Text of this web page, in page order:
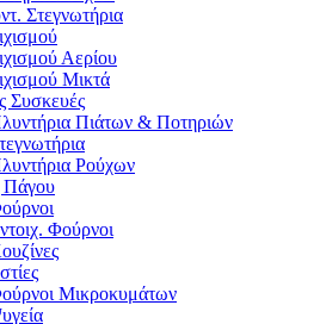
Στεγνωτήρια
Αερίου
Μικτά
Συσκευές
Πιάτων & Ποτηριών
Ρούχων
Πάγου
Φούρνοι
Μικροκυμάτων